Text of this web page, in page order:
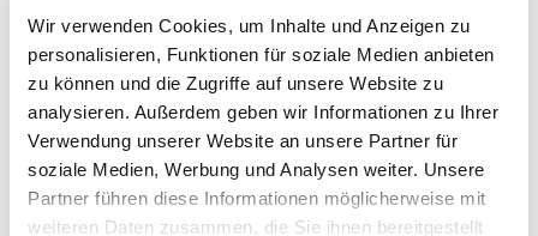
Wir verwenden Cookies, um Inhalte und Anzeigen zu
personalisieren, Funktionen für soziale Medien anbieten
zu können und die Zugriffe auf unsere Website zu
analysieren. Außerdem geben wir Informationen zu Ihrer
Verwendung unserer Website an unsere Partner für
soziale Medien, Werbung und Analysen weiter. Unsere
Partner führen diese Informationen möglicherweise mit
weiteren Daten zusammen, die Sie ihnen bereitgestellt
Auszubildende *r zur *m
Pflegefachassistent *in
AWO Seniorenzentrum Karl-Schröder-Haus
40764 Langenfeld
01.04.2026 oder später
13 km